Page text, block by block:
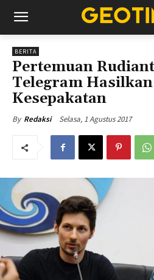
BERITA
Pertemuan
Telegram
Kesepakatan
By Redaksi Selasa, 1 Agustus 2017